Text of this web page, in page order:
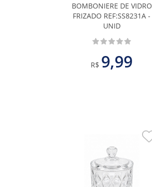
BOMBONIERE DE VIDRO
FRIZADO REF:SS8231A -
UNID
R$ 9,99